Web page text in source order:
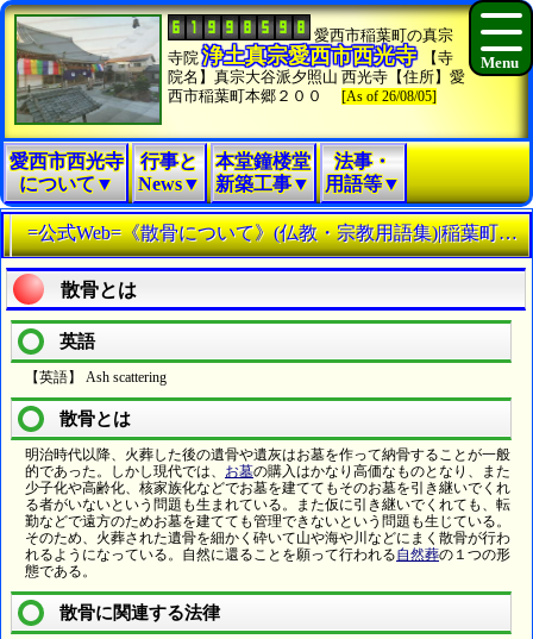
愛西市稲葉町の真宗
寺院 浄土真宗愛西市西光寺
【寺
院名】真宗大谷派夕照山 西光寺【住所】愛
西市稲葉町本郷２００
[As of 26/08/05]
愛西市西光寺
について▼
行事と
News▼
本堂鐘楼堂
新築工事▼
法事・
用語等▼
=公式Web=《散骨について》(仏教・宗教用語集)|稲葉町西光寺
散骨とは
英語
【英語】 Ash scattering
散骨とは
明治時代以降、火葬した後の遺骨や遺灰はお墓を作って納骨することが一般
的であった。しかし現代では、 お墓の購入はかなり高価なものとなり、また
少子化や高齢化、核家族化などでお墓を建ててもそのお墓を引き継いでくれ
る者がいないという問題も生まれている。また仮に引き継いでくれても、転
勤などで遠方のためお墓を建てても管理できないという問題も生じている。
そのため、火葬された遺骨を細かく砕いて山や海や川などにまく散骨が行わ
れるようになっている。自然に還ることを願って行われる自然葬の１つの形
態である。
散骨に関連する法律